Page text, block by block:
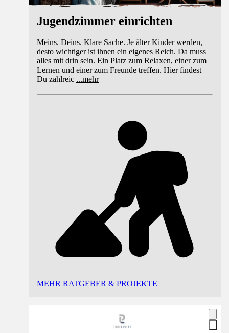
Jugendzimmer einrichten
Meins. Deins. Klare Sache. Je älter Kinder werden,
desto wichtiger ist ihnen ein eigenes Reich. Da muss
alles mit drin sein. Ein Platz zum Relaxen, einer zum
Lernen und einer zum Freunde treffen. Hier findest
Du zahlreic ...mehr
MEHR RATGEBER & PROJEKTE